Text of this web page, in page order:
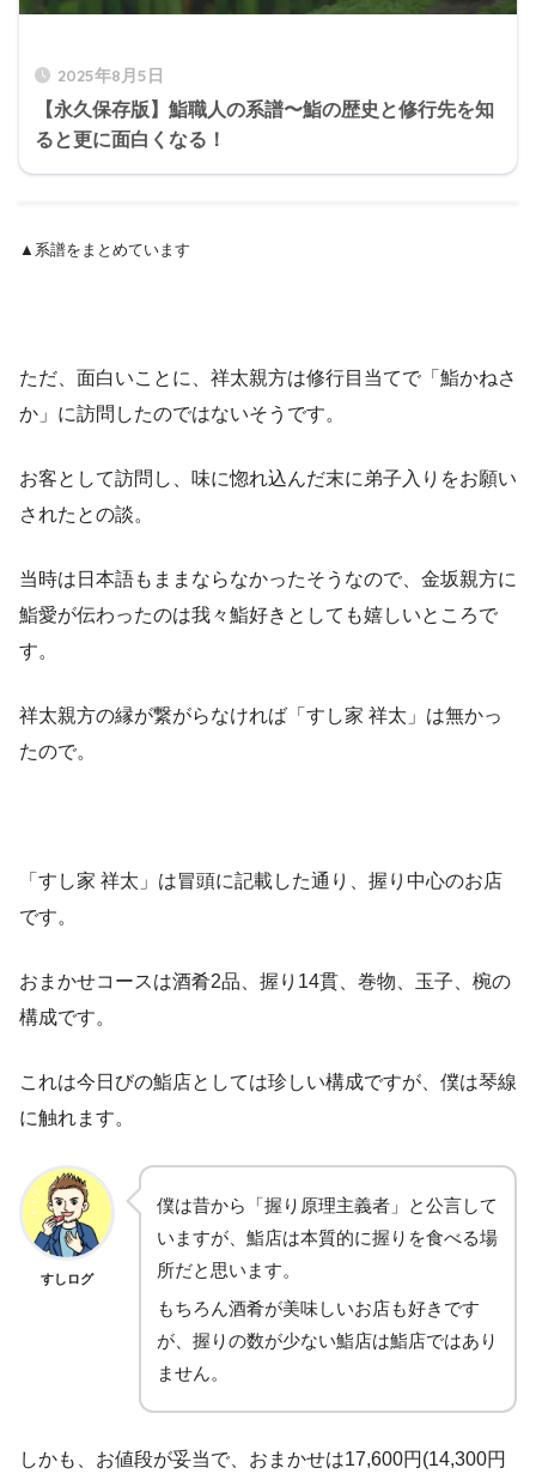
2025年8月5日
【永久保存版】鮨職人の系譜〜鮨の歴史と修行先を知
ると更に面白くなる！
▲系譜をまとめています
ただ、面白いことに、祥太親方は修行目当てで「鮨かねさ
か」に訪問したのではないそうです。
お客として訪問し、味に惚れ込んだ末に弟子入りをお願い
されたとの談。
当時は日本語もままならなかったそうなので、金坂親方に
鮨愛が伝わったのは我々鮨好きとしても嬉しいところで
す。
祥太親方の縁が繋がらなければ「すし家 祥太」は無かっ
たので。
「すし家 祥太」は冒頭に記載した通り、握り中心のお店
です。
おまかせコースは酒肴2品、握り14貫、巻物、玉子、椀の
構成です。
これは今日びの鮨店としては珍しい構成ですが、僕は琴線
に触れます。
すしログ
僕は昔から「握り原理主義者」と公言して
いますが、鮨店は本質的に握りを食べる場
所だと思います。
もちろん酒肴が美味しいお店も好きです
が、握りの数が少ない鮨店は鮨店ではあり
ません。
しかも、お値段が妥当で、おまかせは17,600円(14,300円